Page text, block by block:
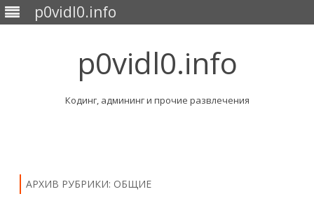
p0vidl0.info
p0vidl0.info
Кодинг, админинг и прочие развлечения
АРХИВ РУБРИКИ: ОБЩИЕ